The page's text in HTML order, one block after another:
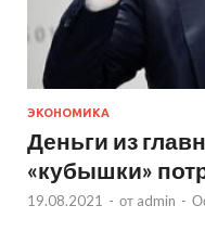
ЭКОНОМИКА
Деньги из
«кубышки»
19.08.2021 - от admin -